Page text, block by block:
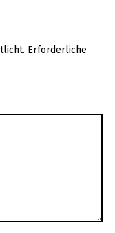
Erforderliche